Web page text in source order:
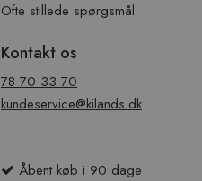
Ofte stillede spørgsmål
Kontakt os
78 70 33 70
kundeservice@kilands.dk
Åbent køb i 90 dage